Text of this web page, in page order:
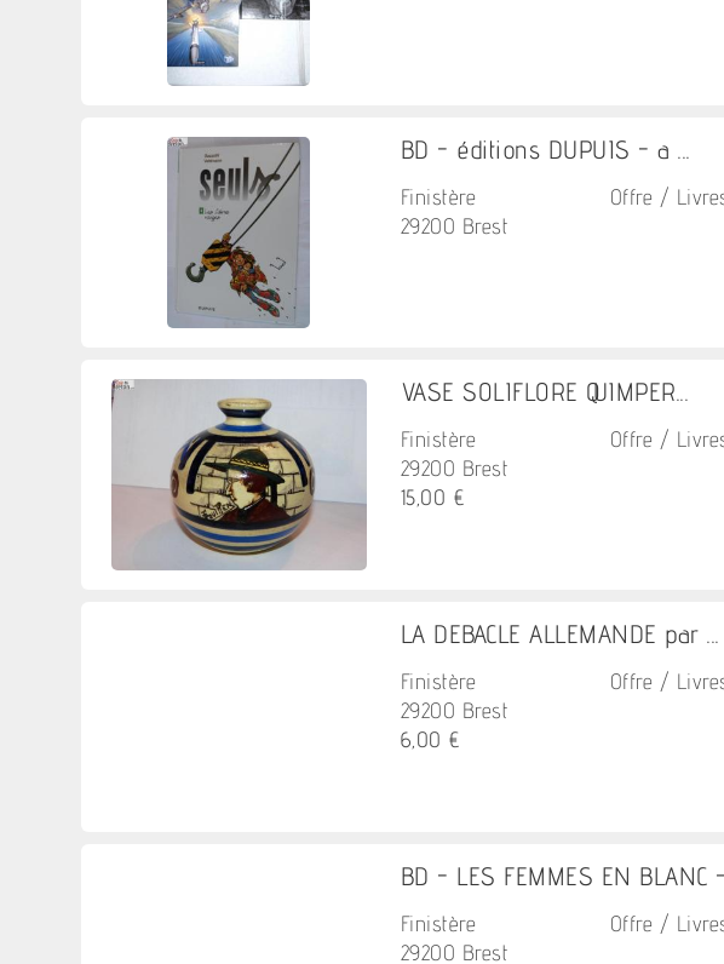
BD - éditions DUPUIS - a ...
Finistère
29200 Brest
Offre /
VASE SOLIFLORE QUIMPER...
Finistère
29200 Brest
15,00 €
Offre /
LA DEBACLE ALLEMANDE par ...
Finistère
29200 Brest
6,00 €
Offre /
BD - LES FEMMES EN BLANC
Finistère
29200 Brest
Offre /